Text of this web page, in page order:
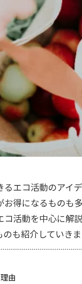
エコ活動のアイ
お得になるものも
活動を中心に解
も紹介していきま
由